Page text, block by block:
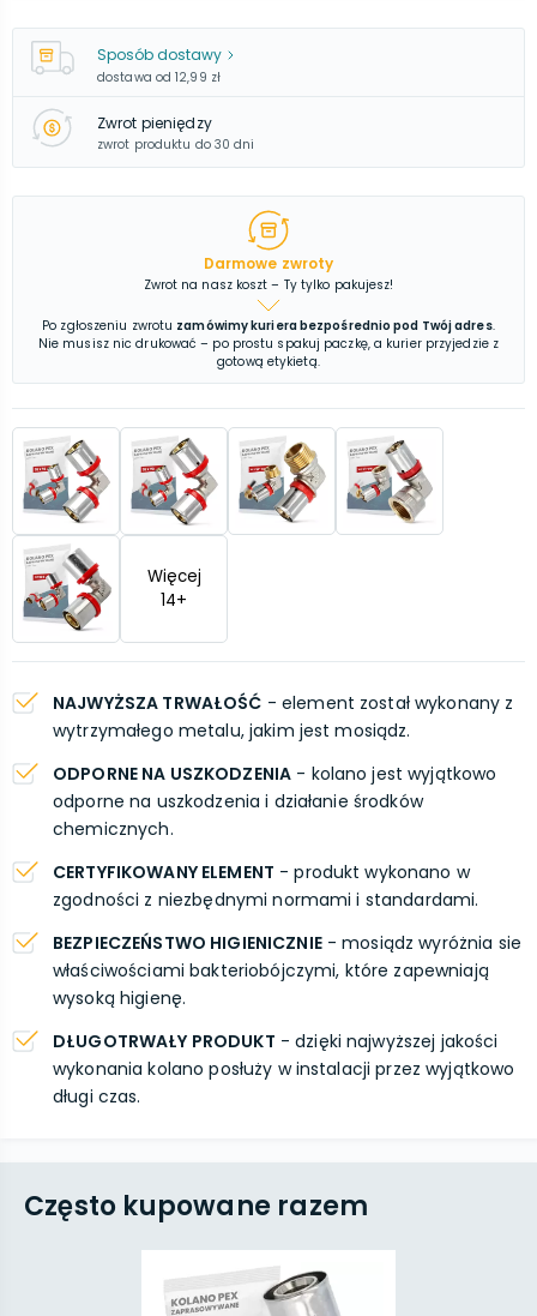
Sposób dostawy
dostawa od 12,99 zł
Zwrot pieniędzy
zwrot produktu do 30 dni
Darmowe zwroty
Zwrot na nasz koszt – Ty tylko pakujesz!
Po zgłoszeniu zwrotu zamówimy kuriera bezpośrednio pod Twój adres.
Nie musisz nic drukować – po prostu spakuj paczkę, a kurier przyjedzie z
gotową etykietą.
Więcej
14+
NAJWYŻSZA TRWAŁOŚĆ - element został wykonany z
wytrzymałego metalu, jakim jest mosiądz.
ODPORNE NA USZKODZENIA - kolano jest wyjątkowo
odporne na uszkodzenia i działanie środków
chemicznych.
CERTYFIKOWANY ELEMENT - produkt wykonano w
zgodności z niezbędnymi normami i standardami.
BEZPIECZEŃSTWO HIGIENICZNIE- mosiądz wyróżnia sie
właściwościami bakteriobójczymi, które zapewniają
wysoką higienę.
DŁUGOTRWAŁY PRODUKT - dzięki najwyższej jakości
wykonania kolano posłuży w instalacji przez wyjątkowo
długi czas.
Często kupowane razem